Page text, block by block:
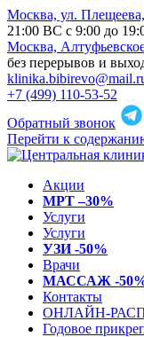
Москва, ул.
21:00 ВС с 9:00 до
Москва,
без перерывов и
+7 (499) 110-53-52
Обратный звонок
Перейти к
Акции
МРТ –30%
Услуги
Услуги
УЗИ -50%
Врачи
МАССАЖ -
Контакты
ОНЛАЙН-
Годовое